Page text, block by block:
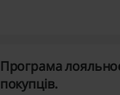
Програма
покупців.